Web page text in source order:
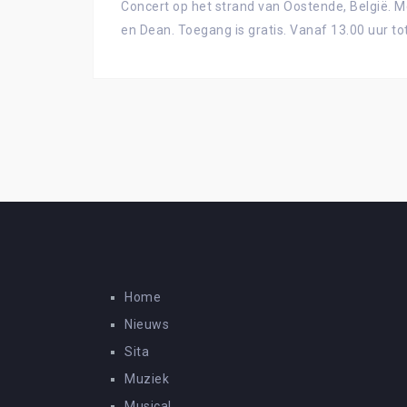
Concert op het strand van Oostende, België.
en Dean. Toegang is gratis. Vanaf 13.00 uur
Home
Nieuws
Sita
Muziek